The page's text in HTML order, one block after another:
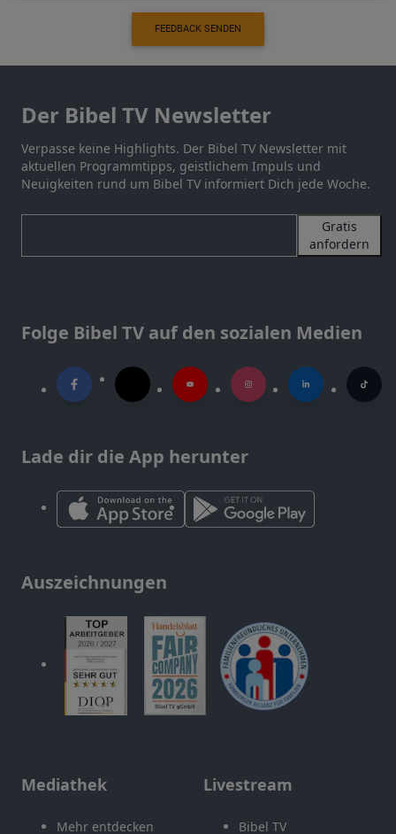
FEEDBACK SENDEN
Der Bibel TV Newsletter
Verpasse keine Highlights. Der Bibel TV Newsletter mit
aktuellen Programmtipps, geistlichem Impuls und
Neuigkeiten rund um Bibel TV informiert Dich jede Woche.
Gratis
anfordern
Folge Bibel TV auf den sozialen Medien
Lade dir die App herunter
Auszeichnungen
Mediathek
Mehr entdecken
Livestream
Bibel TV